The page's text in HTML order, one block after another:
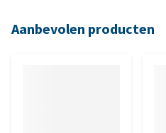
Aanbevolen producten